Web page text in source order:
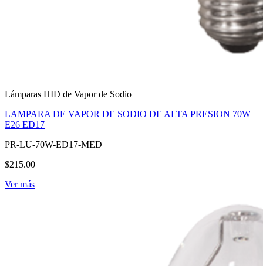
Lámparas HID de Vapor de Sodio
LAMPARA DE VAPOR DE SODIO DE ALTA PRESION 70W
E26 ED17
PR-LU-70W-ED17-MED
$215.00
Ver más